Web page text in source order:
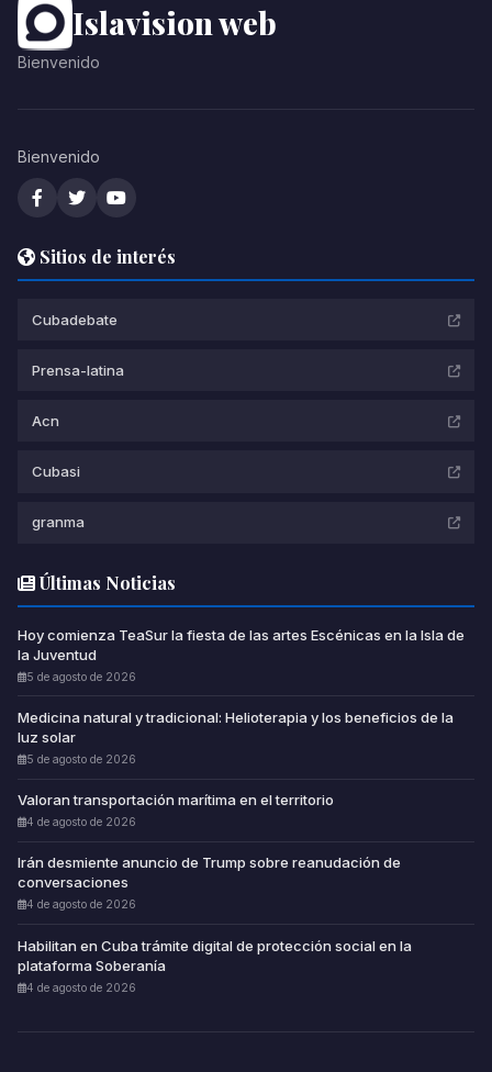
Islavision web
Bienvenido
Bienvenido
Sitios de interés
Cubadebate
Prensa-latina
Acn
Cubasi
granma
Últimas Noticias
Hoy comienza TeaSur la fiesta de las artes Escénicas en la Isla de
la Juventud
5 de agosto de 2026
Medicina natural y tradicional: Helioterapia y los beneficios de la
luz solar
5 de agosto de 2026
Valoran transportación marítima en el territorio
4 de agosto de 2026
Irán desmiente anuncio de Trump sobre reanudación de
conversaciones
4 de agosto de 2026
Habilitan en Cuba trámite digital de protección social en la
plataforma Soberanía
4 de agosto de 2026